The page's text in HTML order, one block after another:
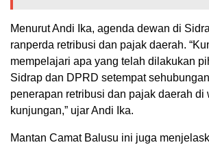
Menurut Andi Ika, agenda dewan di
ranperda retribusi dan pajak daerah.
mempelajari apa yang telah dilakukan
Sidrap dan DPRD setempat
penerapan retribusi dan pajak daerah di
kunjungan,” ujar Andi Ika.
Mantan Camat Balusu ini juga